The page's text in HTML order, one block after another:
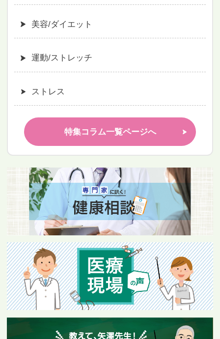
美容/ダイエット
運動/ストレッチ
ストレス
特集コラム一覧ページへ